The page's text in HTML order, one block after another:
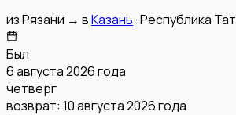
изРязани → вКазань·Республика
Был
6 августа 2026 года
четверг
возврат: 10 августа 2026 года